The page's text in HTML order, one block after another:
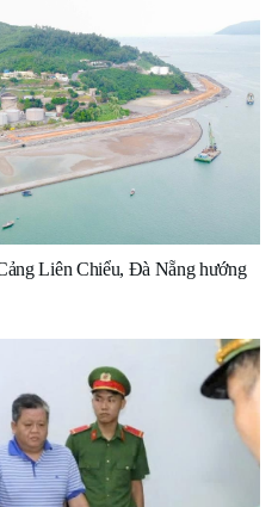
Liên Chiểu, Đà Nẵng hướng